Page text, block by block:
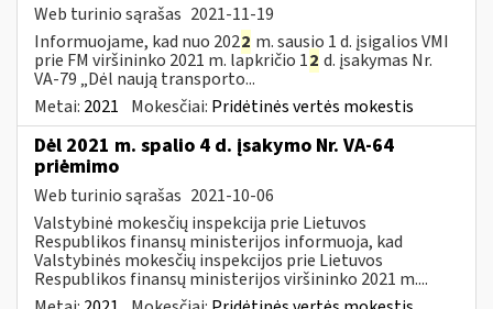
Web turinio sąrašas 2021-11-19
Informuojame, kad nuo 2022 m. sausio 1 d. įsigalios VMI
prie FM viršininko 2021 m. lapkričio 12 d. įsakymas Nr.
VA-79 „Dėl naują transporto...
Metai: 2021 Mokesčiai: Pridėtinės vertės mokestis
Dėl 2021 m. spalio 4 d. įsakymo Nr. VA-64
priėmimo
Web turinio sąrašas 2021-10-06
Valstybinė mokesčių inspekcija prie Lietuvos
Respublikos finansų ministerijos informuoja, kad
Valstybinės mokesčių inspekcijos prie Lietuvos
Respublikos finansų ministerijos viršininko 2021 m....